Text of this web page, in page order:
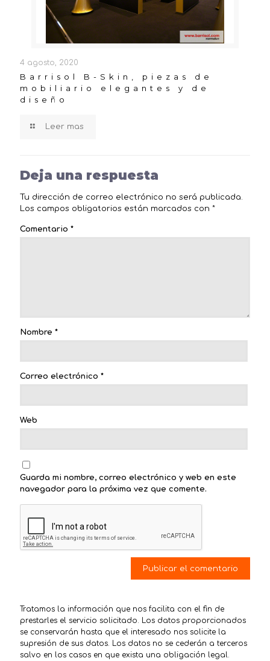
4 agosto, 2020
Barrisol B-Skin, piezas de
mobiliario elegantes y de
diseño
Leer mas
Deja una respuesta
Tu dirección de correo electrónico no será publicada.
Los campos obligatorios están marcados con *
Comentario *
Nombre *
Correo electrónico *
Web
Guarda mi nombre, correo electrónico y web en este
navegador para la próxima vez que comente.
Tratamos la información que nos facilita con el fin de
prestarles el servicio solicitado. Los datos proporcionados
se conservarán hasta que el interesado nos solicite la
supresión de sus datos. Los datos no se cederán a terceros
salvo en los casos en que exista una obligación legal.